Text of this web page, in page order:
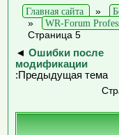
Главная сайта »
»
WR-Forum
Страница 5
◄ Ошибки после
модификации
:Предыдущая тема